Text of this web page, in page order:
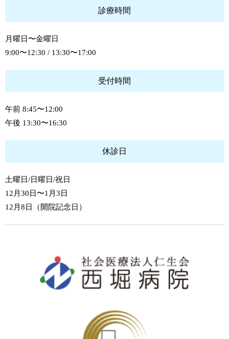
診療時間
月曜日〜金曜日
9:00〜12:30 / 13:30〜17:00
受付時間
午前 8:45〜12:00
午後 13:30〜16:30
休診日
土曜日/日曜日/祝日
12月30日〜1月3日
12月8日（開院記念日）